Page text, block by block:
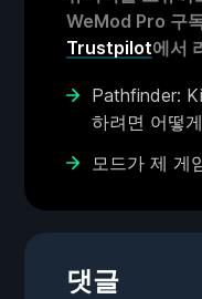
WeMod Pro 구
Trustpilot에서
Pathfinder:
하려면 어떻
모드가 제 게
댓글